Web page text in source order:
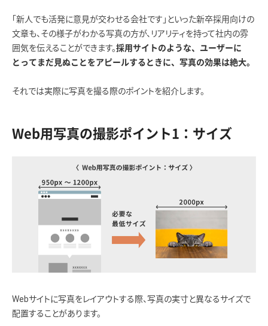
「新人でも活発に意見が交わせる会社です」といった新卒採用向けの
文章も、その様子がわかる写真の方が、リアリティを持って社内の雰
囲気を伝えることができます。採用サイトのような、ユーザーに
とってまだ見ぬことをアピールするときに、写真の効果は絶大。
それでは実際に写真を撮る際のポイントを紹介します。
Web用写真の撮影ポイント1：サイズ
Webサイトに写真をレイアウトする際、写真の実寸と異なるサイズで
配置することがあります。